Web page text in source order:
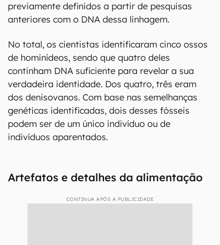
previamente definidos a partir de pesquisas
anteriores com o DNA dessa linhagem.
No total, os cientistas identificaram cinco ossos
de hominídeos, sendo que quatro deles
continham DNA suficiente para revelar a sua
verdadeira identidade. Dos quatro, três eram
dos denisovanos. Com base nas semelhanças
genéticas identificadas, dois desses fósseis
podem ser de um único indivíduo ou de
indivíduos aparentados.
Artefatos e detalhes da alimentação
CONTINUA APÓS A PUBLICIDADE